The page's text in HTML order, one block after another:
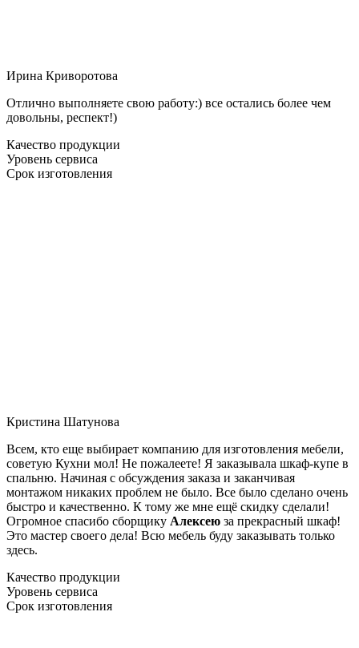
Ирина Криворотова
Отлично выполняете свою работу:) все остались более чем
довольны, респект!)
Качество продукции
Уровень сервиса
Срок изготовления
Кристина Шатунова
Всем, кто еще выбирает компанию для изготовления мебели,
советую Кухни мол! Не пожалеете! Я заказывала шкаф-купе в
спальню. Начиная с обсуждения заказа и заканчивая
монтажом никаких проблем не было. Все было сделано очень
быстро и качественно. К тому же мне ещё скидку сделали!
Огромное спасибо сборщику Алексею за прекрасный шкаф!
Это мастер своего дела! Всю мебель буду заказывать только
здесь.
Качество продукции
Уровень сервиса
Срок изготовления